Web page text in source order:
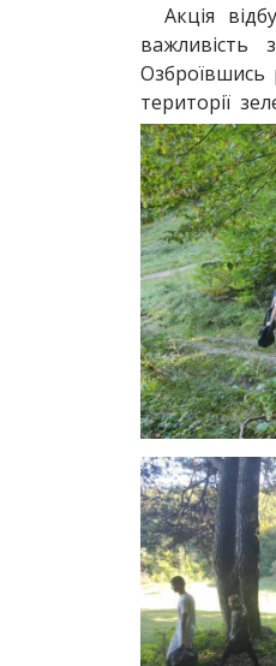
Акція
важливість
Озброївшись
території